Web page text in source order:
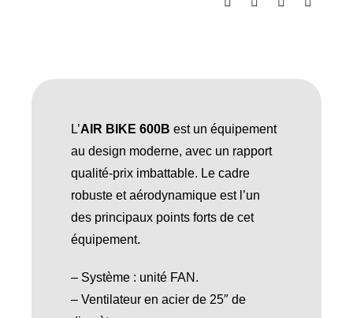
L’AIR BIKE 600B est un équipement
au design moderne, avec un rapport
qualité-prix imbattable. Le cadre
robuste et aérodynamique est l’un
des principaux points forts de cet
équipement.
– Système : unité FAN.
– Ventilateur en acier de 25″ de